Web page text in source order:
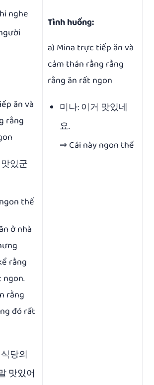
nghe
ăn và
rằng
있군
thế
ở nhà
rằng
ngon.
rằng
đó rất
당의
맛있어
Tình huống:
a) Mina trực tiếp ăn và
cảm thán rằng rằng
rằng ăn rất ngon
미나: 이거 맛있네
요.
⇒ Cái này ngon thế